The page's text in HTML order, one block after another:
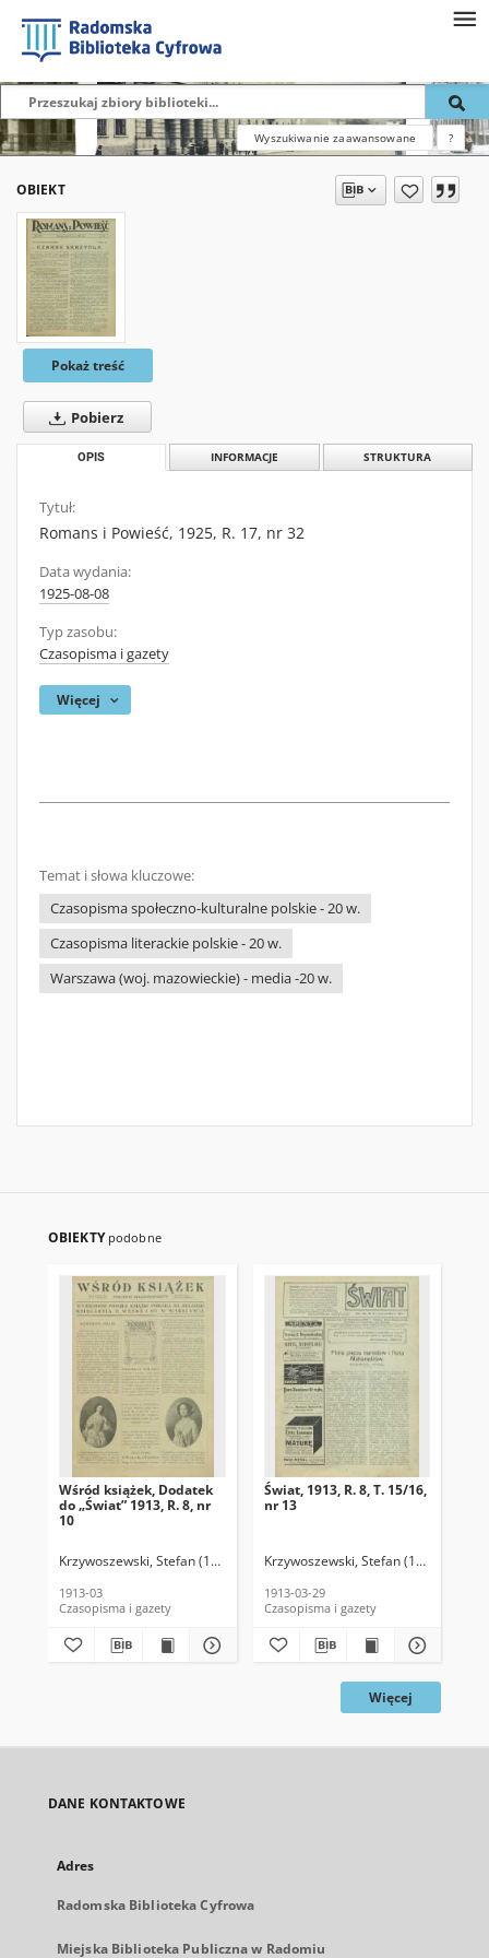
Wyszukiwanie zaawansowane ?
OBIEKT
Pokaż treść
Pobierz
OPIS INFORMACJE STRUKTURA
Tytuł:
Romans i Powieść, 1925, R. 17, nr 32
Data wydania:
1925-08-08
Typ zasobu:
Czasopisma i gazety
Więcej
Temat i słowa kluczowe:
Czasopisma społeczno-kulturalne polskie - 20 w.
Czasopisma literackie polskie - 20 w.
Warszawa (woj. mazowieckie) - media -20 w.
OBIEKTY podobne
Wśród książek, Dodatek
do „Świat” 1913, R. 8, nr
10
Krzywoszewski, Stefan (1866-1950). Red.
1913-03
Czasopisma i gazety
Świat, 1913, R. 8, T. 15/16,
nr 13
Krzywoszewski, Stefan (1866-1950).
1913-03-29
Czasopisma i gazety
Więcej
DANE KONTAKTOWE
Adres
Radomska Biblioteka Cyfrowa
Miejska Biblioteka Publiczna w Radomiu